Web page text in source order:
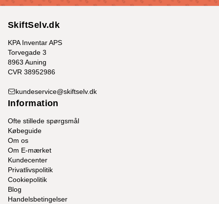
SkiftSelv.dk
KPA Inventar APS
Torvegade 3
8963 Auning
CVR 38952986
kundeservice@skiftselv.dk
Information
Ofte stillede spørgsmål
Købeguide
Om os
Om E-mærket
Kundecenter
Privatlivspolitik
Cookiepolitik
Blog
Handelsbetingelser